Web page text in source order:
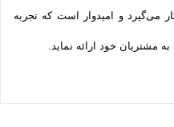
می‌گیرد و امیدوار است که تجربه‌
مشتریان خود ارائه نماید.